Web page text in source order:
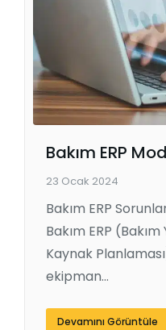
23 Ocak 2024
Bakım ERP
Bakım ERP
Kaynak
ekipman…
Devamını Görüntüle